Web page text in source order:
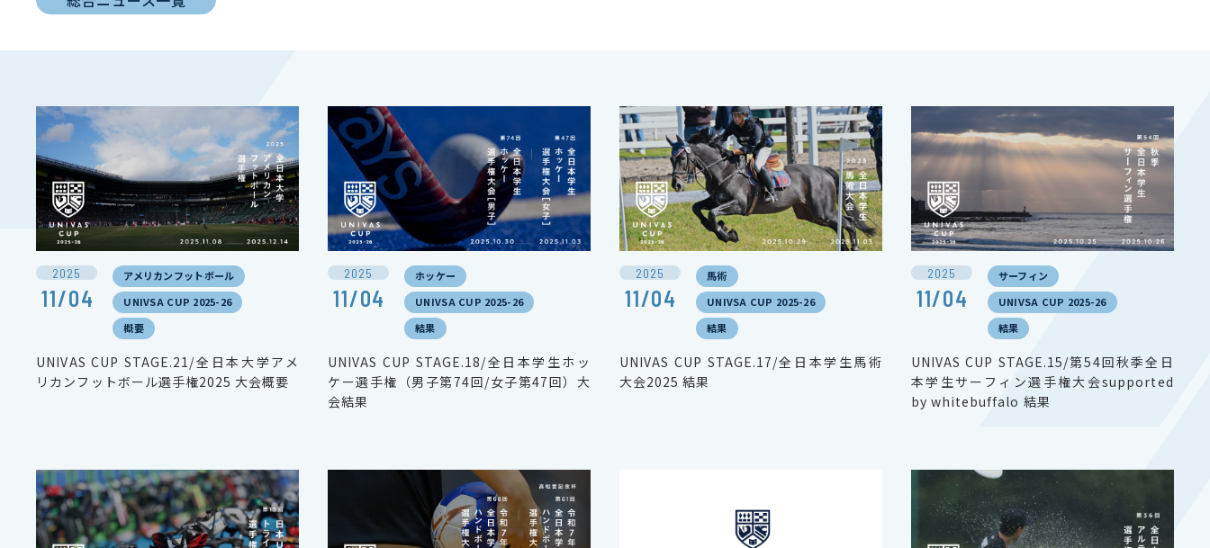
2025
11/04
アメリカンフットボール
UNIVSA CUP 2025-26
概要
UNIVAS CUP STAGE.21/全日本大学アメ
リカンフットボール選手権2025 大会概要
2025
11/04
ホッケー
UNIVSA CUP 2025-26
結果
UNIVAS CUP STAGE.18/全日本学生ホッ
ケー選手権（男子第74回/女子第47回）大
会結果
2025
11/04
馬術
UNIVSA CUP 2025-26
結果
UNIVAS CUP STAGE.17/全日本学生馬術
大会2025 結果
2025
11/04
サーフィン
UNIVSA CUP 2025-26
結果
UNIVAS CUP STAGE.15/第54回秋季全日
本学生サーフィン選手権大会supported
by whitebuffalo 結果